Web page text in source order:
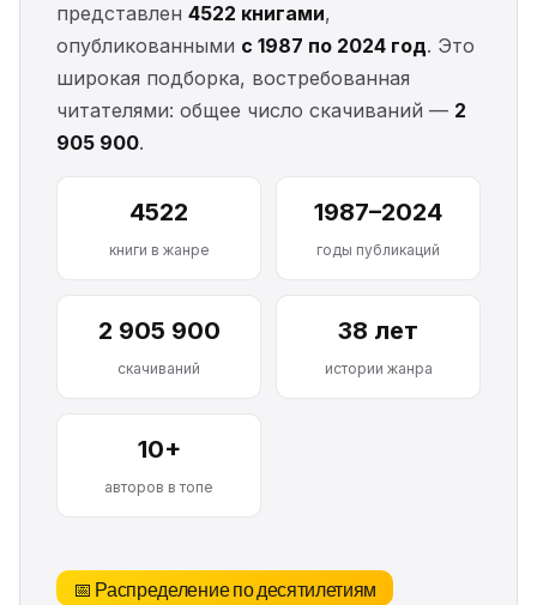
представлен 4522 книгами,
опубликованными с 1987 по 2024 год. Это
широкая подборка, востребованная
читателями: общее число скачиваний — 2
905 900.
4522
книги в жанре
1987–2024
годы публикаций
2 905 900
скачиваний
38 лет
истории жанра
10+
авторов в топе
📅 Распределение по десятилетиям